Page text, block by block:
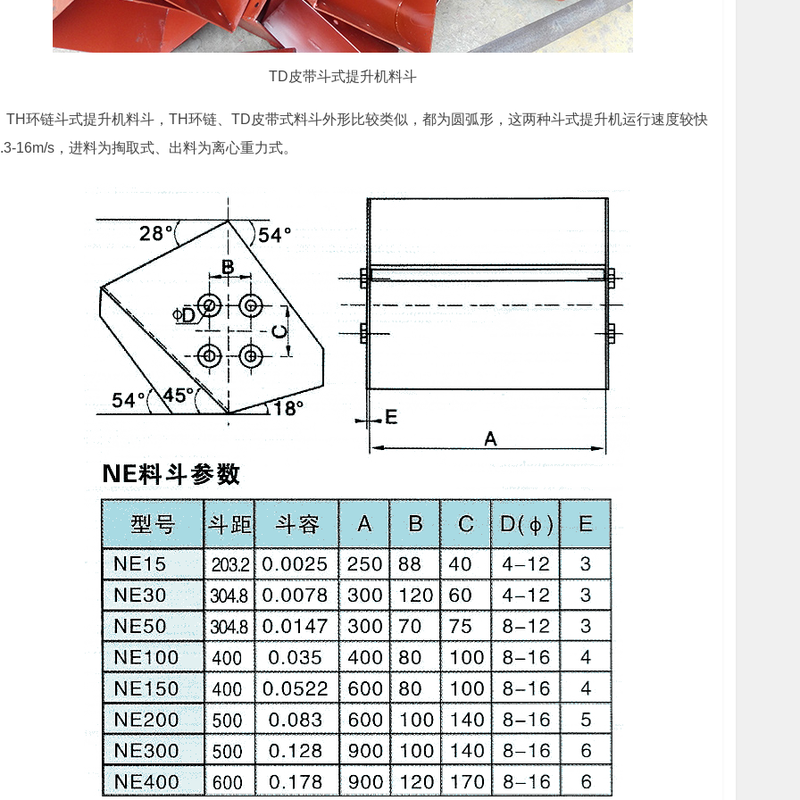
TD皮带斗式提升机料斗
TH环链斗式提升机料斗，TH环链、TD皮带式料斗外形比较类似，都为圆弧形，这两种斗式提升机运行速度较快
16m/s，进料为掏取式、出料为离心重力式。